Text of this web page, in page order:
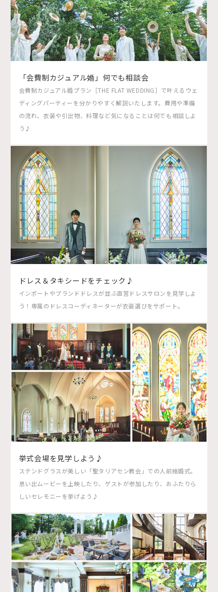
「会費制カジュアル婚」何でも相談会
会費制カジュアル婚プラン［THE FLAT WEDDING］で叶えるウェ
ディングパーティーを分かりやすく解説いたします。費用や準備
の流れ、衣装や引出物、料理など気になることは何でも相談しよ
う♪
ドレス＆タキシードをチェック♪
インポートやブランドドレスが並ぶ直営ドレスサロンを見学しよ
う！専属のドレスコーディネーターが衣装選びをサポート。
挙式会場を見学しよう♪
ステンドグラスが美しい「聖タリアセン教会」での人前結婚式。
思い出ムービーを上映したり、ゲストが参加したり、おふたりら
しいセレモニーを挙げよう♪